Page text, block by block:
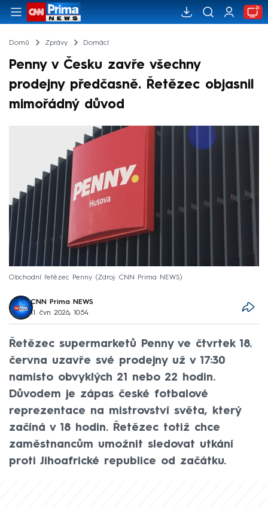
Domů Zprávy Domácí
Penny v Česku zavře všechny
prodejny předčasně. Řetězec objasnil
mimořádný důvod
Obchodní řetězec Penny Zdroj: CNN Prima NEWS
CNN Prima NEWS
11. čvn 2026, 10:54
Řetězec supermarketů Penny ve čtvrtek 18.
června uzavře své prodejny už v 17:30
namísto obvyklých 21 nebo 22 hodin.
Důvodem je zápas české fotbalové
reprezentace na mistrovství světa, který
začíná v 18 hodin. Řetězec totiž chce
zaměstnancům umožnit sledovat utkání
proti Jihoafrické republice od začátku.